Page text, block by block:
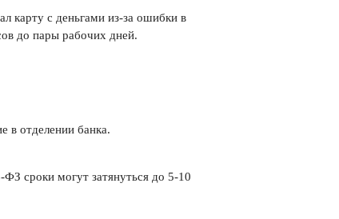
карту с деньгами из-за ошибки в
до пары рабочих дней.
в отделении банка.
сроки могут затянуться до 5-10